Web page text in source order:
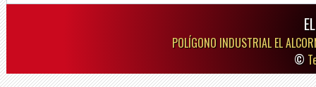
POLÍGONO INDUSTRIAL EL
©